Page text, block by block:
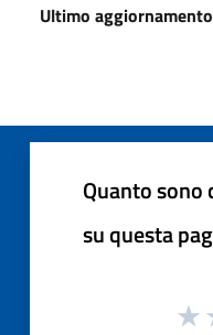
Ultimo aggiornamento
Quanto
su questa